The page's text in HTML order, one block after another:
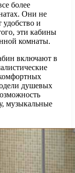
более
Они не
удобство и
эти кабины
комнаты.
включают в
душевых
музыкальные